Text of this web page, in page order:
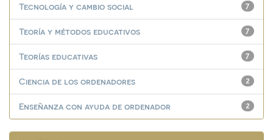
7
Tecnología y cambio social
7
Teoría y métodos educativos
7
Teorías educativas
2
Ciencia de los ordenadores
2
Enseñanza con ayuda de ordenador